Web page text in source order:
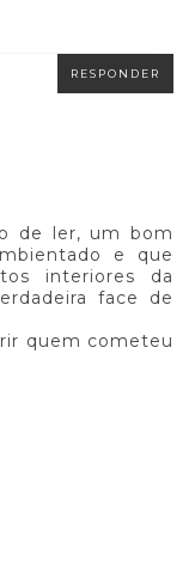
RESPONDER
de ler, um bom
e que
interiores da
face de
quem cometeu